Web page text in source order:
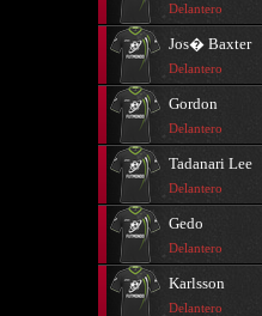
Delantero
Jos� Baxter
Delantero
Gordon
Delantero
Tadanari Lee
Delantero
Gedo
Delantero
Karlsson
Delantero